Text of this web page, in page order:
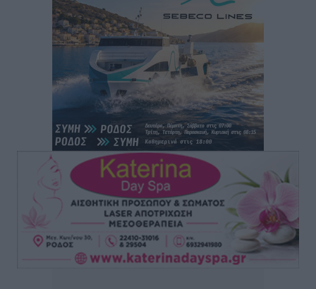
Πολιτιστικά• πριν 3 ώρες
Έκτακτη συνεδρίαση της Δημοτικής Επιτροπής Ρόδου
αύριο Παρασκευή 7 Αυγούστου
Τοπικές Ειδήσεις πριν 3 ώρες
ΑΕΡΑ: Δεν σταματάει να ενισχύεται, νέο απόκτημα ο
Μητρόπουλος
Αθλητικά• πριν 3 ώρες
Κλεάνθης: Δουλειές μετά ευχαριστιών στο γήπεδο,
ατομικό για δύο
Αθλητικά πριν 3 ώρες
Φοίβος: Εν αναμονή του Νίκου Λαζίδη